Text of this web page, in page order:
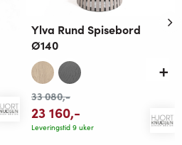
Ylva Rund Spisebord
Ø140
33 080,-
23 160,-
Leveringstid 9 uker